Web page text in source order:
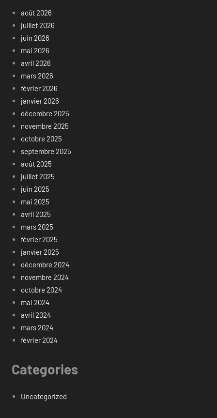
août 2026
juillet 2026
juin 2026
mai 2026
avril 2026
mars 2026
février 2026
janvier 2026
décembre 2025
novembre 2025
octobre 2025
septembre 2025
août 2025
juillet 2025
juin 2025
mai 2025
avril 2025
mars 2025
février 2025
janvier 2025
décembre 2024
novembre 2024
octobre 2024
mai 2024
avril 2024
mars 2024
février 2024
Categories
Uncategorized